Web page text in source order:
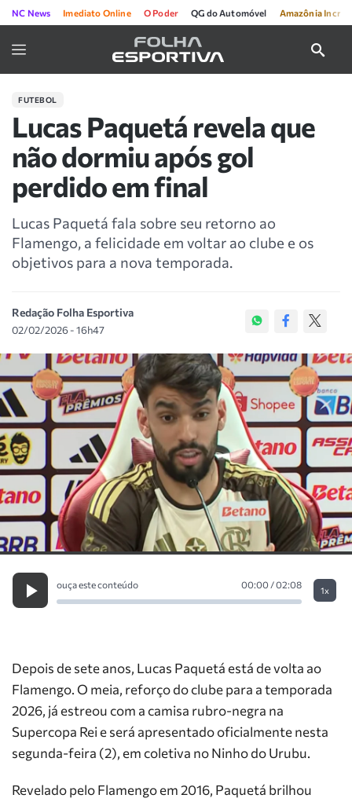
NC News Imediato Online O Poder QG do Automóvel Amazônia
FUTEBOL
Lucas Paquetá revela que
não dormiu após gol
perdido em final
Lucas Paquetá fala sobre seu retorno ao
Flamengo, a felicidade em voltar ao clube e os
objetivos para a nova temporada.
Redação Folha Esportiva
02/02/2026 - 16h47
ouça este conteúdo 00:00 / 02:08
1x
Depois de sete anos, Lucas Paquetá está de volta ao
Flamengo. O meia, reforço do clube para a temporada
2026, já estreou com a camisa rubro-negra na
Supercopa Rei e será apresentado oficialmente nesta
segunda-feira (2), em coletiva no Ninho do Urubu.
Revelado pelo Flamengo em 2016, Paquetá brilhou